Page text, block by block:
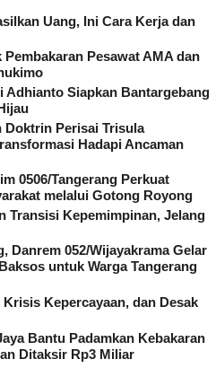
Uang, Ini Cara Kerja dan
Pesawat AMA dan
Adhianto Siapkan Bantargebang
Doktrin Perisai Trisula
Hadapi Ancaman
0506/Tangerang Perkuat
melalui Gotong Royong
Transisi Kepemimpinan, Jelang
Danrem 052/Wijayakrama Gelar
untuk Warga Tangerang
Kepercayaan, dan Desak
Bantu Padamkan Kebakaran
Ditaksir Rp3 Miliar